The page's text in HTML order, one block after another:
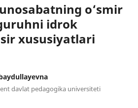
o‘smir
idrok
xususiyatlari
davlat pedagogika universiteti